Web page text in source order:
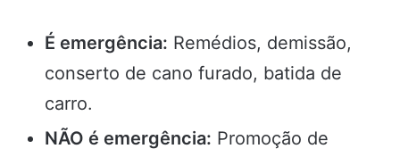
É emergência: Remédios, demissão,
conserto de cano furado, batida de
carro.
NÃO é emergência: Promoção de